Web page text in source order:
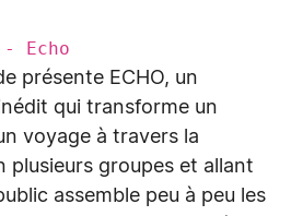
Echo
présente ECHO, un
qui transforme un
voyage à travers la
plusieurs groupes et allant
assemble peu à peu les